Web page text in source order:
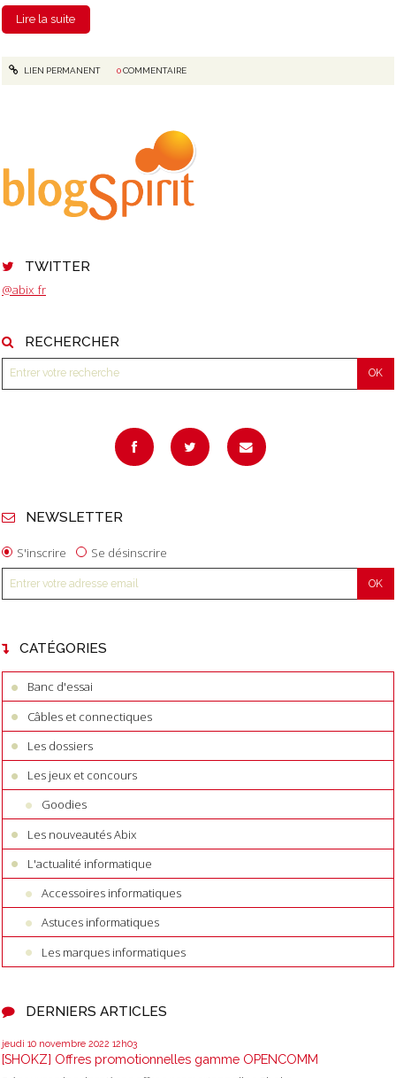
TWITTER
@abix_fr
RECHERCHER
NEWSLETTER
S'inscrire Se désinscrire
CATÉGORIES
Banc d'essai
Câbles et connectiques
Les dossiers
Les jeux et concours
Goodies
Les nouveautés Abix
L'actualité informatique
Accessoires informatiques
Astuces informatiques
Les marques informatiques
DERNIERS ARTICLES
jeudi 10 novembre 2022 12h03
[SHOKZ] Offres promotionnelles gamme OPENCOMM
Lire la suite
LIEN PERMANENT 0COMMENTAIRE